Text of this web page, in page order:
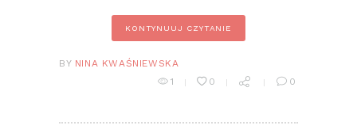
KONTYNUUJ CZYTANIE
BY NINA KWAŚNIEWSKA
1
0 0